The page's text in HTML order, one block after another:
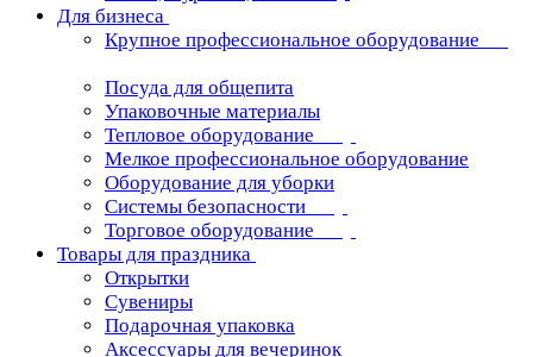
Для бизнеса
Крупное профессиональное оборудование
Посуда для общепита
Упаковочные материалы
Тепловое оборудование
Мелкое профессиональное оборудование
Оборудование для уборки
Системы безопасности
Торговое оборудование
Товары для праздника
Открытки
Сувениры
Подарочная упаковка
Аксессуары для вечеринок